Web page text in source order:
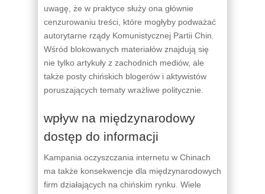
uwagę, że w praktyce służy ona głównie
cenzurowaniu treści, które mogłyby podważać
autorytarne rządy Komunistycznej Partii Chin.
Wśród blokowanych materiałów znajdują się
nie tylko artykuły z zachodnich mediów, ale
także posty chińskich blogerów i aktywistów
poruszających tematy wrażliwe politycznie.
wpływ na międzynarodowy
dostęp do informacji
Kampania oczyszczania internetu w Chinach
ma także konsekwencje dla międzynarodowych
firm działających na chińskim rynku. Wiele